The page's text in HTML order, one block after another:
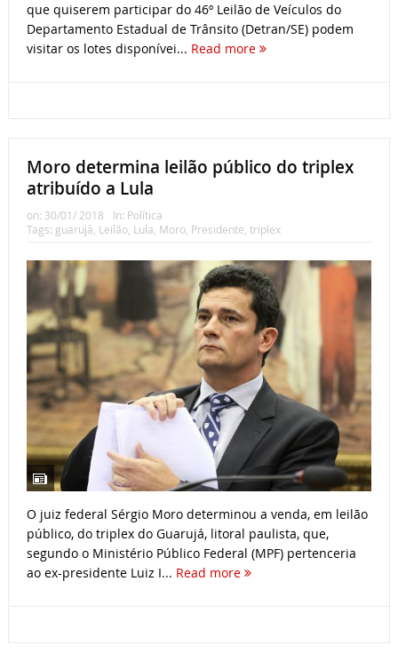
que quiserem participar do 46º Leilão de Veículos do
Departamento Estadual de Trânsito (Detran/SE) podem
visitar os lotes disponívei... Read more
Moro determina leilão público do triplex
atribuído a Lula
on: 30/01/ 2018 In: Política
Tags: guarujá, Leilão, Lula, Moro, Presidente, triplex
O juiz federal Sérgio Moro determinou a venda, em leilão
público, do triplex do Guarujá, litoral paulista, que,
segundo o Ministério Público Federal (MPF) pertenceria
ao ex-presidente Luiz I... Read more